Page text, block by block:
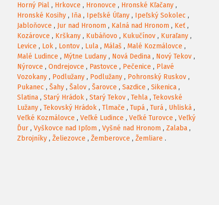
Horný Pial , Hrkovce , Hronovce , Hronské Kľačany ,
Hronské Kosihy , Iňa , Ipeľské Úľany , Ipeľský Sokolec ,
Jabloňovce , Jur nad Hronom , Kalná nad Hronom , Keť ,
Kozárovce , Krškany , Kubáňovo , Kukučínov , Kuraľany ,
Levice , Lok , Lontov , Lula , Málaš , Malé Kozmálovce ,
Malé Ludince , Mýtne Ludany , Nová Dedina , Nový Tekov ,
Nýrovce , Ondrejovce , Pastovce , Pečenice , Plavé
Vozokany , Podlužany , Podlužany , Pohronský Ruskov ,
Pukanec , Šahy , Šalov , Šarovce , Sazdice , Sikenica ,
Slatina , Starý Hrádok , Starý Tekov , Tehla , Tekovské
Lužany , Tekovský Hrádok , Tlmače , Tupá , Turá , Uhliská ,
Veľké Kozmálovce , Veľké Ludince , Veľké Turovce , Veľký
Ďur , Vyškovce nad Ipľom , Vyšné nad Hronom , Zalaba ,
Zbrojníky , Želiezovce , Žemberovce , Žemliare .